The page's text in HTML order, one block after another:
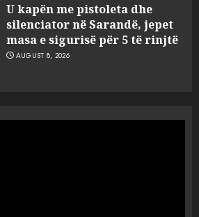
U kapën me pistoleta dhe
silenciator në Sarandë, jepet
masa e sigurisë për 5 të rinjtë
AUGUST 8, 2026